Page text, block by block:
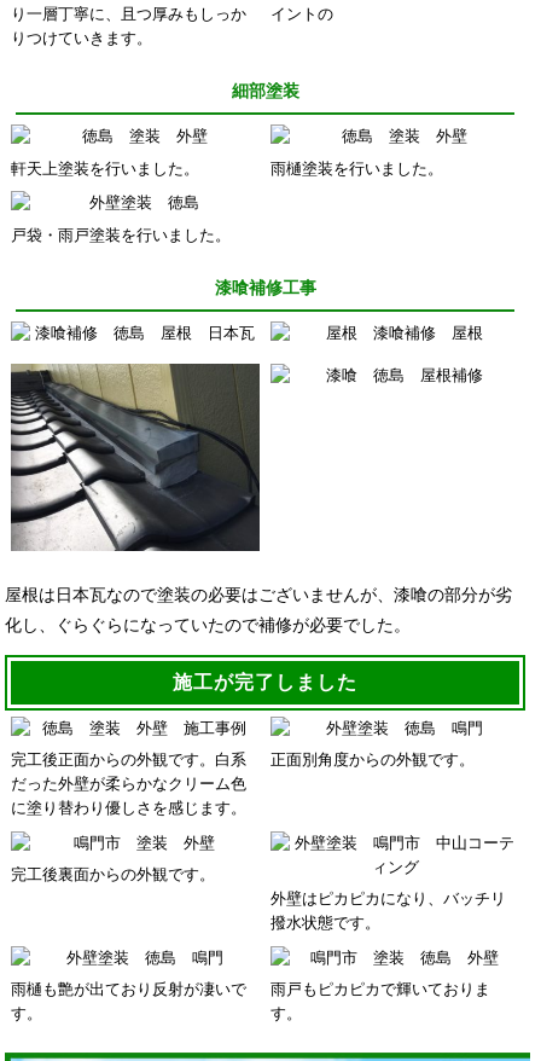
り一層丁寧に、且つ厚みもしっか
りつけていきます。
イントの
細部塗装
軒天上塗装を行いました。 雨樋塗装を行いました。
戸袋・雨戸塗装を行いました。
漆喰補修工事
屋根は日本瓦なので塗装の必要はございませんが、漆喰の部分が劣
化し、ぐらぐらになっていたので補修が必要でした。
施工が完了しました
完工後正面からの外観です。白系
だった外壁が柔らかなクリーム色
に塗り替わり優しさを感じます。
正面別角度からの外観です。
完工後裏面からの外観です。
外壁はピカピカになり、バッチリ
撥水状態です。
雨樋も艶が出ており反射が凄いで
す。
雨戸もピカピカで輝いておりま
す。